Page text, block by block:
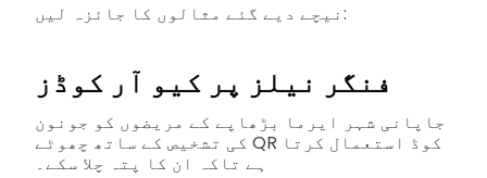
نیچے دیے گئے مثالوں کا جائزہ لیں:
فنگر نیلز پر کیو آر کوڈز
جاپانی شہر ایرما بڑھاپے کے مریضوں کو جونون
کی تشخیص کے ساتھ چھوٹے QR کوڈ استعمال کرتا
ہے تاکہ ان کا پتہ چلا سکے۔